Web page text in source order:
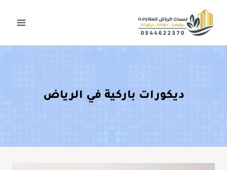
ديكورات باركية في الرياض